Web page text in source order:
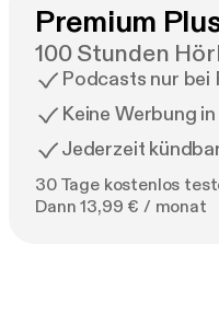
Premium
100 Stunden
Podcasts nur bei
Keine Werbung
Jederzeit
30 Tage kostenlos
Dann 13,99 € / monat